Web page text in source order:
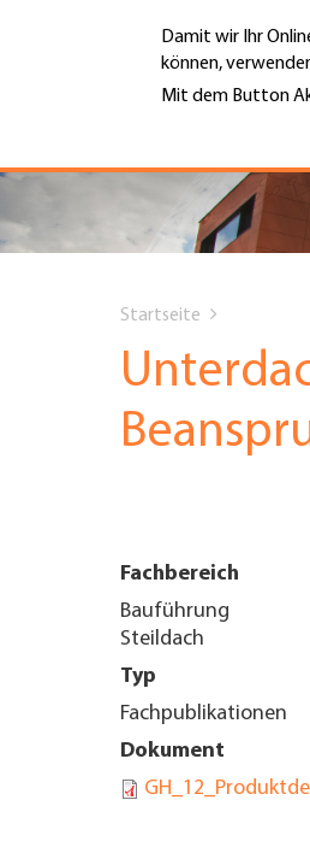
Damit wir Ihr
können,
Mit dem Button
PORTRÄT
DIENSTLEISTUNGEN
MITGLIEDSCHAFT
UNTERNEHMEN FINDEN
FACHZEITSCHRIFT
MENÜ
are
here
Startseite
Fachbereich
Bauführung
Steildach
Typ
Fachpublikationen
Dokument